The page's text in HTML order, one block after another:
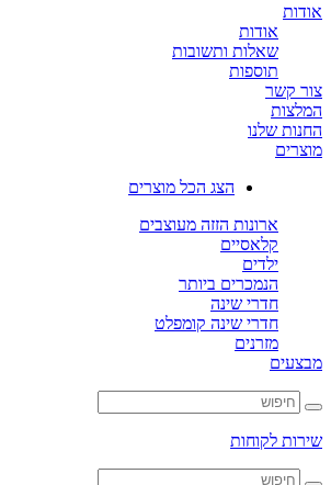
אודות
אודות
שאלות ותשובות
תוספות
צור קשר
המלצות
החנות שלנו
מוצרים
הצג הכל מוצרים
ארונות הזזה מעוצבים
קלאסיים
ילדים
הנמכרים ביותר
חדרי שינה
חדרי שינה קומפלט
מזרנים
מבצעים
שירות לקוחות